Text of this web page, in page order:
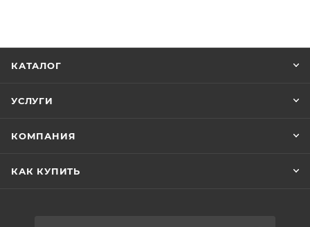
КАТАЛОГ
УСЛУГИ
КОМПАНИЯ
КАК КУПИТЬ